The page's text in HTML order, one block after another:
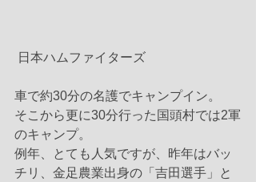
日本ハムファイターズ
車で約30分の名護でキャンプイン。
そこから更に30分行った国頭村では2軍
のキャンプ。
例年、とても人気ですが、昨年はバッ
チリ、金足農業出身の「吉田選手」と